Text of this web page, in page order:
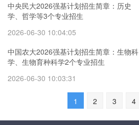
中央民大2026强基计划招生简章：历史
学、哲学等3个专业招生
2026-06-30 10:04:05
中国农大2026强基计划招生简章：生物科
学、生物育种科学2个专业招生
2026-06-30 10:03:31
1 2 3 4